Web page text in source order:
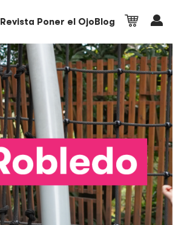
Revista Poner el OjoBlog